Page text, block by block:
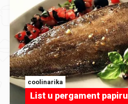
coolinarika
List u pergament papiru